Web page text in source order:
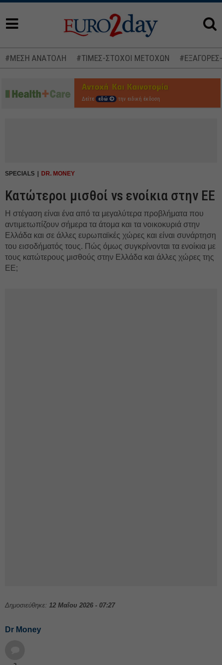
#ΜΕΣΗ ΑΝΑΤΟΛΗ #ΤΙΜΕΣ-ΣΤΟΧΟΙ ΜΕΤΟΧΩΝ
Δείτε εδώ την ειδική έκδοση
SPECIALS DR. MONEY
Κατώτεροι μισθοί vs ενοίκια στην ΕΕ
Η στέγαση είναι ένα από τα μεγαλύτερα προβλήματα που
αντιμετωπίζουν σήμερα τα άτομα και τα νοικοκυριά στην
Ελλάδα και σε άλλες ευρωπαϊκές χώρες και είναι συνάρτηση
του εισοδήματός τους. Πώς όμως συγκρίνονται τα ενοίκια με
τους κατώτερους μισθούς στην Ελλάδα και άλλες χώρες της
ΕΕ;
Δημοσιεύθηκε: 12 Μαΐου 2026 - 07:27
Dr Money